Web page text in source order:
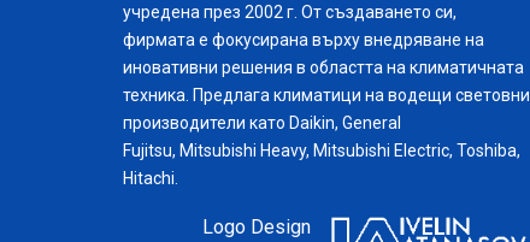
учредена през 2002 г. От създаването си,
фирмата е фокусирана върху внедряване на
иновативни решения в областта на климатичната
техника. Предлага климатици на водещи световни
производители като Daikin, General
Fujitsu, Mitsubishi Heavy, Mitsubishi Electric, Toshiba,
Hitachi.
Logo Design